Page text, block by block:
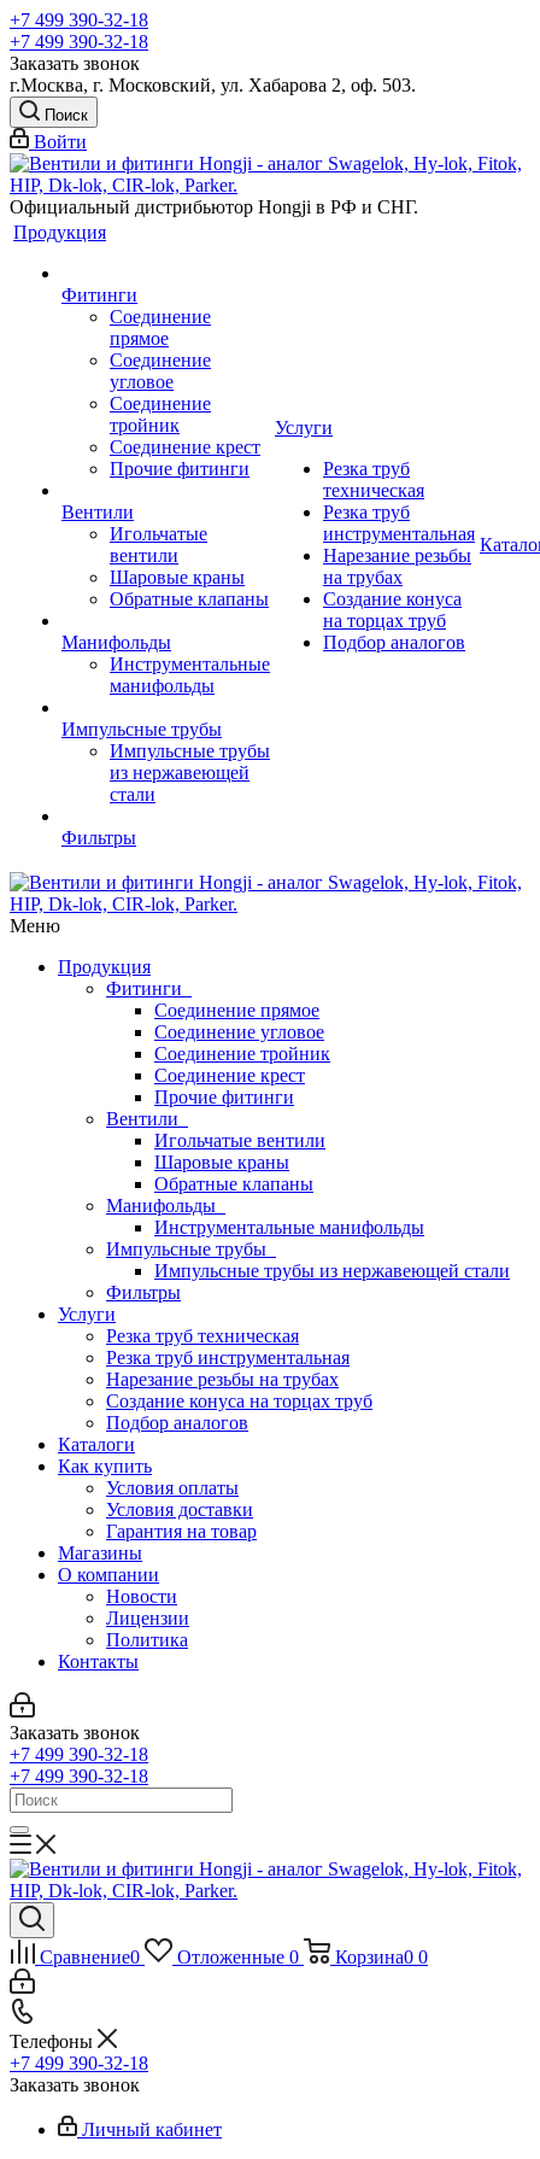
+7 499 390-32-18
+7 499 390-32-18
Заказать звонок
г.Москва, г. Московский, ул. Хабарова 2, оф. 503.
Поиск
Войти
Официальный дистрибьютор Hongji в РФ и СНГ.
Продукция
Фитинги
Соединение
прямое
Соединение
угловое
Соединение
тройник
Соединение крест
Прочие фитинги
Вентили
Игольчатые
вентили
Шаровые краны
Обратные клапаны
Манифольды
Инструментальные
манифольды
Импульсные трубы
Импульсные трубы
из нержавеющей
стали
Фильтры
Услуги
Резка труб
техническая
Резка труб
инструментальная
Нарезание резьбы
на трубах
Создание конуса
на торцах труб
Подбор аналогов
Меню
Продукция
Фитинги
Соединение прямое
Соединение угловое
Соединение тройник
Соединение крест
Прочие фитинги
Вентили
Игольчатые вентили
Шаровые краны
Обратные клапаны
Манифольды
Инструментальные манифольды
Импульсные трубы
Импульсные трубы из нержавеющей стали
Фильтры
Услуги
Резка труб техническая
Резка труб инструментальная
Нарезание резьбы на трубах
Создание конуса на торцах труб
Подбор аналогов
Каталоги
Как купить
Условия оплаты
Условия доставки
Гарантия на товар
Магазины
О компании
Новости
Лицензии
Политика
Контакты
Заказать звонок
+7 499 390-32-18
+7 499 390-32-18
Сравнение0 Отложенные 0 Корзина0 0
Телефоны
+7 499 390-32-18
Заказать звонок
Личный кабинет